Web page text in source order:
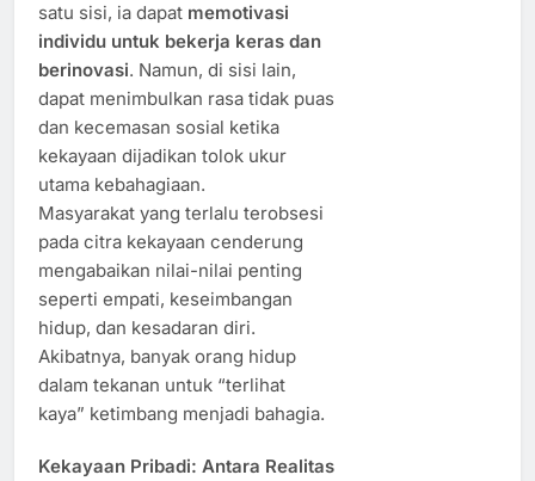
satu sisi, ia dapat memotivasi
individu untuk bekerja keras dan
berinovasi. Namun, di sisi lain,
dapat menimbulkan rasa tidak puas
dan kecemasan sosial ketika
kekayaan dijadikan tolok ukur
utama kebahagiaan.
Masyarakat yang terlalu terobsesi
pada citra kekayaan cenderung
mengabaikan nilai-nilai penting
seperti empati, keseimbangan
hidup, dan kesadaran diri.
Akibatnya, banyak orang hidup
dalam tekanan untuk “terlihat
kaya” ketimbang menjadi bahagia.
Kekayaan Pribadi: Antara Realitas